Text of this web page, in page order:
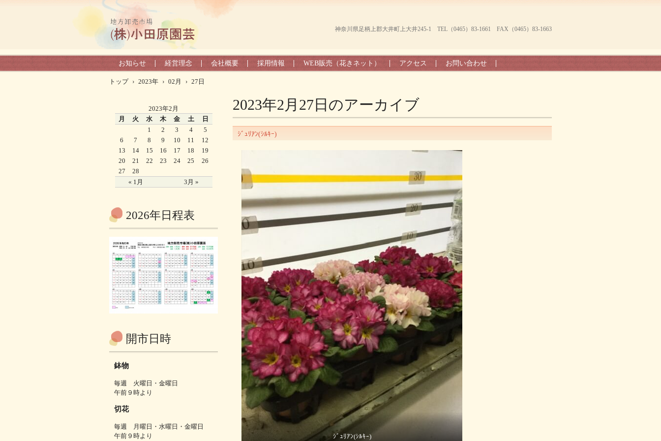
神奈川県足柄上郡大井町上大井245-1 TEL（0465）83-1661 FAX（0465）83-1663
お知らせ 経営理念 会社概要 採用情報 WEB販売（花きネット） アクセス お問い合わせ
トップ › 2023年 › 02月 › 27日
2023年2月27日 のアーカイブ
ｼﾞｭﾘｱﾝ(ｼﾙｷｰ)
ｼﾞｭﾘｱﾝ(ｼﾙｷｰ)
2023年2月
月
火 水 木 金 土 日
« 1月 3月 »
1 2 3 4
5
6
7 8 9 10 11
12
13
14 15 16 17 18
19
20
21 22 23 24 25
26
27
28
2026年日程表
開市日時
鉢物
毎週 火曜日・金曜日
午前９時より
切花
毎週 月曜日・水曜日・金曜日
午前９時より